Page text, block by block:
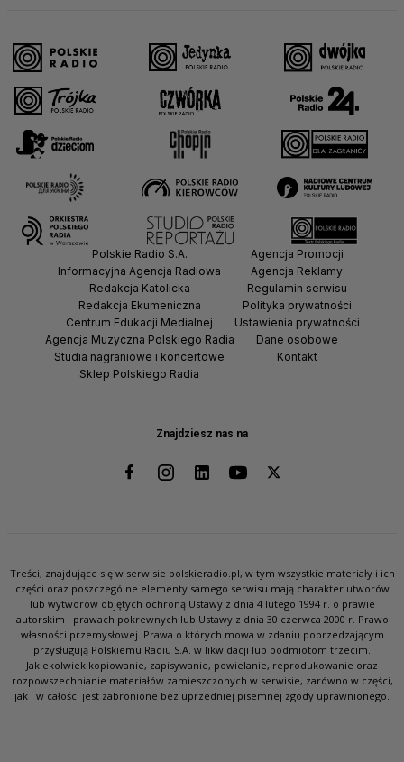
Znajdziesz nas na
Polskie Radio S.A.
Informacyjna Agencja Radiowa
Redakcja Katolicka
Redakcja Ekumeniczna
Centrum Edukacji Medialnej
Agencja Muzyczna Polskiego Radia
Studia nagraniowe i koncertowe
Sklep Polskiego Radia
Agencja Promocji
Agencja Reklamy
Regulamin serwisu
Polityka prywatności
Ustawienia prywatności
Dane osobowe
Kontakt
Treści, znajdujące się w serwisie polskieradio.pl, w tym wszystkie materiały i ich
części oraz poszczególne elementy samego serwisu mają charakter utworów
lub wytworów objętych ochroną Ustawy z dnia 4 lutego 1994 r. o prawie
autorskim i prawach pokrewnych lub Ustawy z dnia 30 czerwca 2000 r. Prawo
własności przemysłowej. Prawa o których mowa w zdaniu poprzedzającym
przysługują Polskiemu Radiu S.A. w likwidacji lub podmiotom trzecim.
Jakiekolwiek kopiowanie, zapisywanie, powielanie, reprodukowanie oraz
rozpowszechnianie materiałów zamieszczonych w serwisie, zarówno w części,
jak i w całości jest zabronione bez uprzedniej pisemnej zgody uprawnionego.